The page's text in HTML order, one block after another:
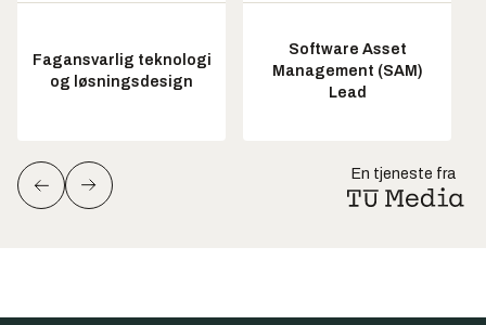
Fagansvarlig teknologi
og løsningsdesign
Software Asset
Management (SAM)
Lead
En tjeneste fra